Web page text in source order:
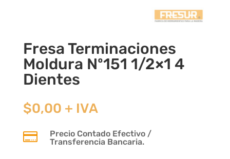
Fresa Terminaciones
Moldura Nº151 1/2×1 4
Dientes
$0,00 + IVA

Precio Contado Efectivo /
Transferencia Bancaria.